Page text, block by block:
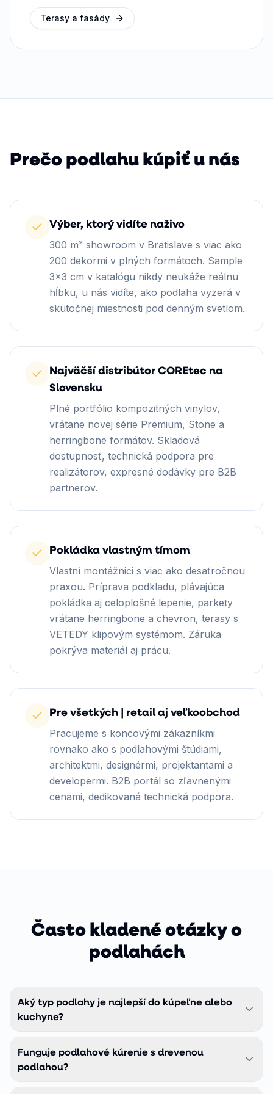
Terasy a fasády
Prečo podlahu kúpiť u nás
Výber, ktorý vidíte naživo
300 m² showroom v Bratislave s viac ako
200 dekormi v plných formátoch. Sample
3×3 cm v katalógu nikdy neukáže reálnu
hĺbku, u nás vidíte, ako podlaha vyzerá v
skutočnej miestnosti pod denným svetlom.
Najväčší distribútor COREtec na
Slovensku
Plné portfólio kompozitných vinylov,
vrátane novej série Premium, Stone a
herringbone formátov. Skladová
dostupnosť, technická podpora pre
realizátorov, expresné dodávky pre B2B
partnerov.
Pokládka vlastným tímom
Vlastní montážnici s viac ako desaťročnou
praxou. Príprava podkladu, plávajúca
pokládka aj celoplošné lepenie, parkety
vrátane herringbone a chevron, terasy s
VETEDY klipovým systémom. Záruka
pokrýva materiál aj prácu.
Pre všetkých | retail aj veľkoobchod
Pracujeme s koncovými zákazníkmi
rovnako ako s podlahovými štúdiami,
architektmi, designérmi, projektantami a
developermi. B2B portál so zľavnenými
cenami, dedikovaná technická podpora.
Často kladené otázky o
podlahách
Aký typ podlahy je najlepší do kúpeľne alebo
kuchyne?
Kompozitná vinylová podlaha COREtec. Je 100 %
vodoodolná, znesie zaplavenie aj dlhodobú vlhkosť, a
zároveň vyzerá ako pravé drevo. Klasické drevo aj
Funguje podlahové kúrenie s drevenou
podlahou?
Áno, ale s obmedzeniami. Tenšie (10–13 mm) drevené